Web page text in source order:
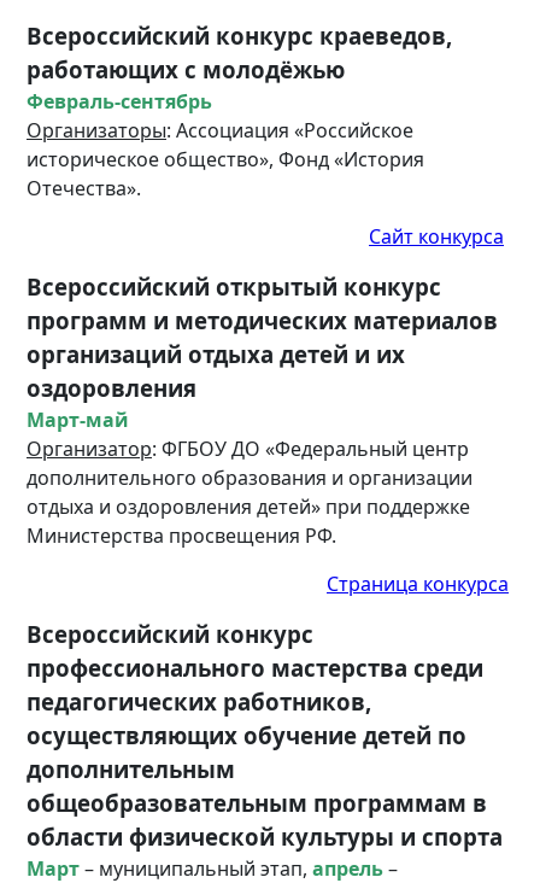
Всероссийский конкурс краеведов,
работающих с молодёжью
Февраль-сентябрь
Организаторы: Ассоциация «Российское
историческое общество», Фонд «История
Отечества».
Сайт конкурса
Всероссийский открытый конкурс
программ и методических материалов
организаций отдыха детей и их
оздоровления
Март-май
Организатор: ФГБОУ ДО «Федеральный центр
дополнительного образования и организации
отдыха и оздоровления детей» при поддержке
Министерства просвещения РФ.
Страница конкурса
Всероссийский конкурс
профессионального мастерства среди
педагогических работников,
осуществляющих обучение детей по
дополнительным
общеобразовательным программам в
области физической культуры и спорта
Март– муниципальный этап, апрель–